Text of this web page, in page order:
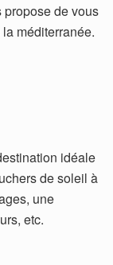
de vous
méditerranée.
idéale
de soleil à
une
etc.